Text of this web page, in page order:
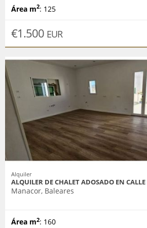
Área m2: 125
€1.500 EUR
Alquiler
ALQUILER DE CHALET ADOSADO EN
Manacor, Baleares
Área m2: 160